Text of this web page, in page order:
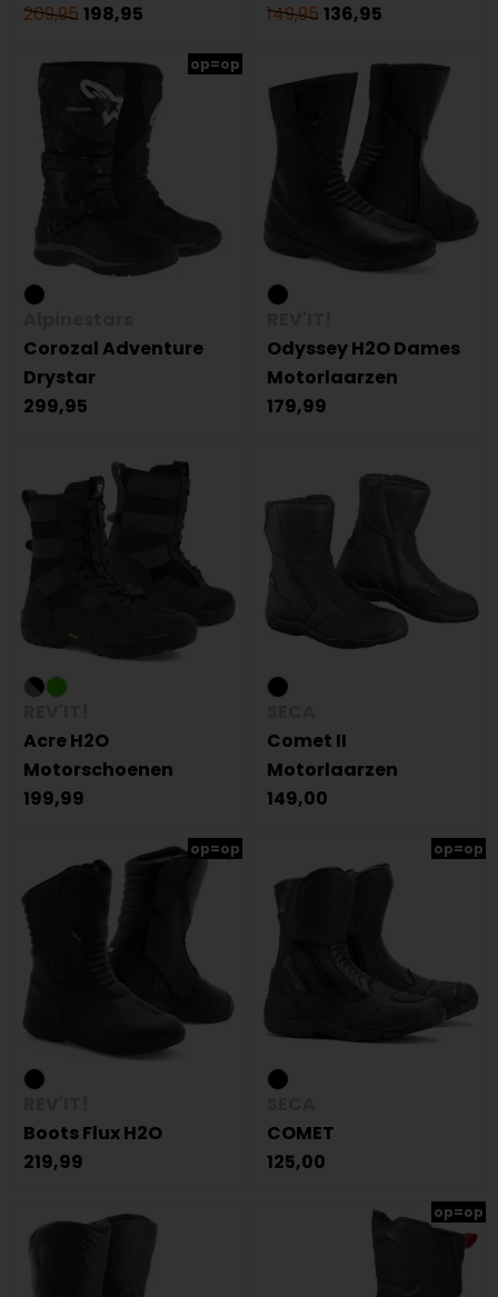
209,95198,95
149,95 136,95
op=op
Corozal Adventure
Drystar
299,95
Odyssey H2O Dames
Motorlaarzen
179,99
Acre H2O
Motorschoenen
199,99
Comet II
Motorlaarzen
149,00
op=op
Boots Flux H2O
219,99
op=op
COMET
125,00
op=op